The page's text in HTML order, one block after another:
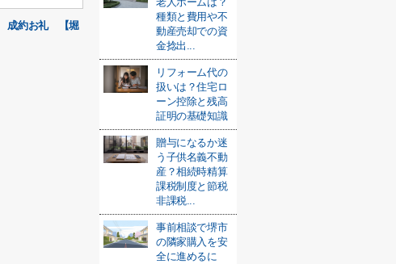
成約お礼 【堀
種類と費用や不
動産売却での資
金捻出...
リフォーム代の
扱いは？住宅ロ
ーン控除と残高
証明の基礎知識
贈与になるか迷
う子供名義不動
産？相続時精算
課税制度と節税
非課税...
事前相談で堺市
の隣家購入を安
全に進めるに